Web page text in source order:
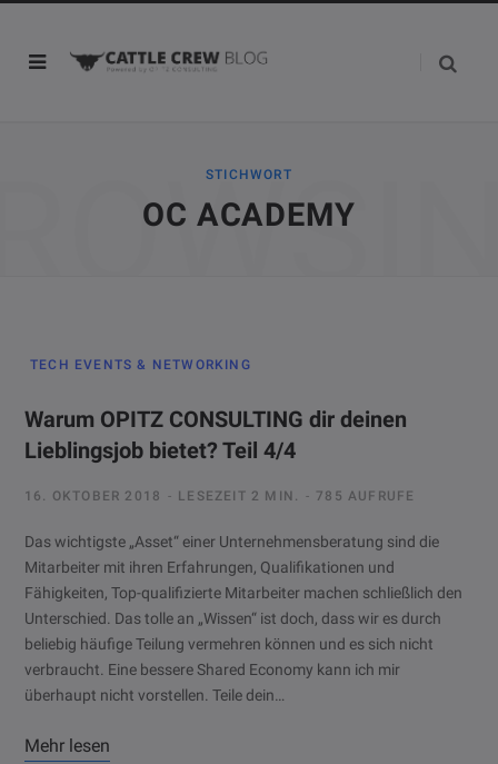
STICHWORT
OC ACADEMY
TECH EVENTS & NETWORKING
Warum OPITZ CONSULTING dir deinen
Lieblingsjob bietet? Teil 4/4
16. OKTOBER 2018 LESEZEIT 2 MIN. 785 AUFRUFE
Das wichtigste „Asset“ einer Unternehmensberatung sind die
Mitarbeiter mit ihren Erfahrungen, Qualifikationen und
Fähigkeiten, Top-qualifizierte Mitarbeiter machen schließlich den
Unterschied. Das tolle an „Wissen“ ist doch, dass wir es durch
beliebig häufige Teilung vermehren können und es sich nicht
verbraucht. Eine bessere Shared Economy kann ich mir
überhaupt nicht vorstellen. Teile dein…
Mehr lesen